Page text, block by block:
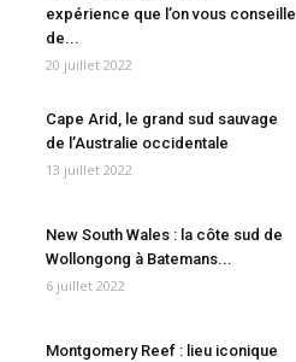
expérience que l’on vous conseille
de...
20 juillet 2022
Cape Arid, le grand sud sauvage
de l’Australie occidentale
13 juillet 2022
New South Wales : la côte sud de
Wollongong à Batemans...
6 juillet 2022
Montgomery Reef : lieu iconique